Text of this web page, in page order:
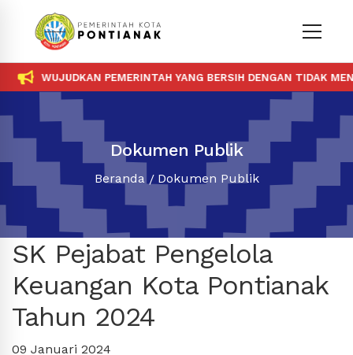
WUJUDKAN PEMERINTAH YANG BERSIH DENGAN TIDAK
Dokumen Publik
Beranda Dokumen Publik
SK Pejabat Pengelola
Keuangan Kota Pontianak
Tahun 2024
09 Januari 2024